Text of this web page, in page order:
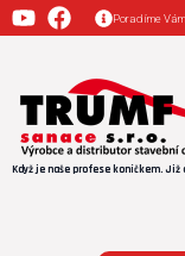
Poradíme
Když je naše profese koníčkem. Již